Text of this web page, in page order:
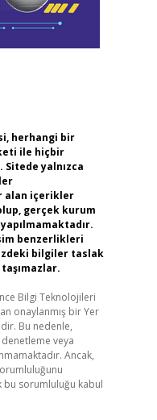
herhangi bir
ile hiçbir
Sitede yalnızca
alan içerikler
gerçek kurum
benzerlikleri
bilgiler taslak
Bilgi Teknolojileri
onaylanmış bir Yer
Bu nedenle,
veya
Ancak,
bu sorumluluğu kabul